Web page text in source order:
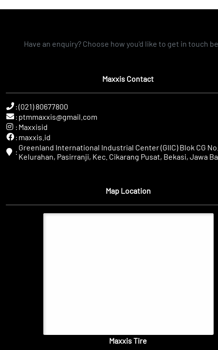
Have an enquiry? Choose how you'd like to get in touch
Maxxis Contact
:(021) 80677800
: ptmmaxxis@gmail.com
: Maxxisid
: maxxis.id
: Greenland International Industrial Center (GIIC) Blok CG
Kelurahan, Pasirranji, Kec. Cikarang Pusat, Bekasi, Jawa
Map Location
Maxxis Tire